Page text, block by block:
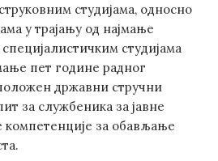
студијама, односно
у трајању од најмање
студијама
пет године радног
државни стручни
за службеника за јавне
компетенције за обављање